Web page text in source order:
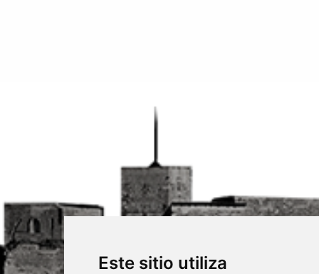
Este sitio utiliza